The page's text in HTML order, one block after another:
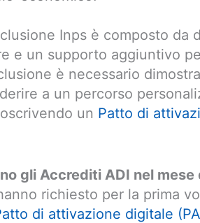
Inps è composto da
e un supporto aggiuntivo
è necessario
a un percorso
un Patto di
gli Accrediti ADI nel
richiesto per la prima
di attivazione digitale